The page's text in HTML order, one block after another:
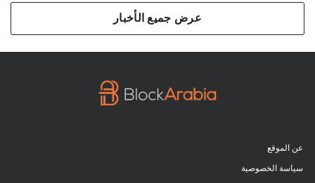
عرض جميع الأخبار
عن الموقع
سياسة الخصوصية